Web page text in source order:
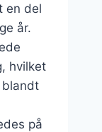
en del
år.
hvilket
på